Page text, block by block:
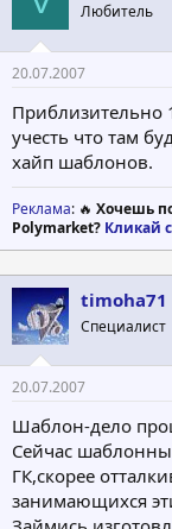
Любитель
20.07.2007
Приблизительно
учесть что там
хайп шаблонов.
Реклама: 🔥 Хочешь
Polymarket? Кликай
timoha71
Специалист
20.07.2007
Шаблон-дело
Сейчас
ГК,скорее
занимающихся